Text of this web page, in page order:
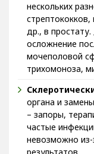
нескольких
др., в
осложнение
мочеполовой
трихомоноза,
органа и
– запоры,
частые
невозможно